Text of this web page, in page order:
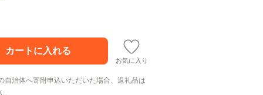
お気に入り
自治体へ寄附申込いただいた場合、返礼品は